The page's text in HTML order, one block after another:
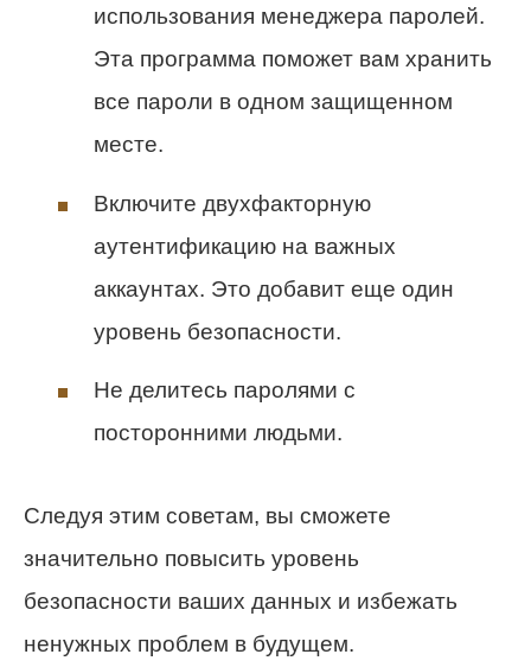
использования менеджера паролей.
Эта программа поможет вам хранить
все пароли в одном защищенном
месте.
Включите двухфакторную
аутентификацию на важных
аккаунтах. Это добавит еще один
уровень безопасности.
Не делитесь паролями с
посторонними людьми.
Следуя этим советам, вы сможете
значительно повысить уровень
безопасности ваших данных и избежать
ненужных проблем в будущем.